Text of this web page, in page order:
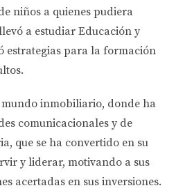
en línea para alquileres,
los anuncios sean legítimos.
Utiliza plataformas de
tengan políticas de verificación
Advertencia: Anuncios con fotos
vagas o errores gramaticales
de una estafa.
documento legal que detalla los
niños a quienes pudiera
a estudiar Educación y
estrategias para la formación
mundo inmobiliario, donde ha
comunicacionales y de
, que se ha convertido en su
y liderar, motivando a sus
acertadas en sus inversiones.